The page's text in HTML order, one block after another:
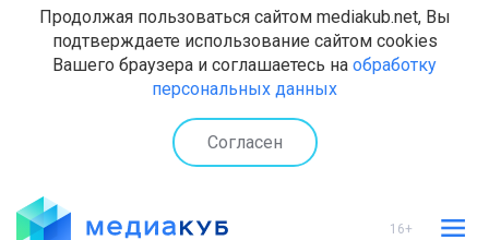
Продолжая пользоваться сайтом mediakub.net, Вы
подтверждаете использование сайтом cookies
Вашего браузера и соглашаетесь на обработку
персональных данных
Согласен
16+